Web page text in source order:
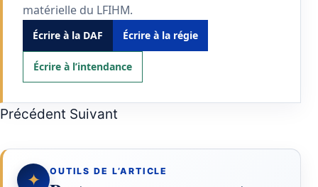
matérielle du LFIHM.
Écrire à la DAF Écrire à la régie
Écrire à l’intendance
Article précédent : Direction
Précédent Article suivant : Proviseur
Suivant
✦ OUTILS DE L’ARTICLE